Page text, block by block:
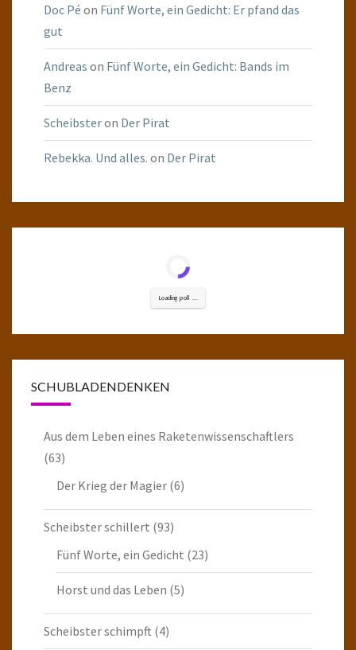
Doc Pé on Fünf Worte, ein Gedicht: Er pfand das
gut
Andreas on Fünf Worte, ein Gedicht: Bands im
Benz
Scheibsteron Der Pirat
Rebekka. Und alles. on Der Pirat
Loading poll ...
SCHUBLADENDENKEN
Aus dem Leben eines Raketenwissenschaftlers
(63)
Der Krieg der Magier (6)
Scheibster schillert (93)
Fünf Worte, ein Gedicht (23)
Horst und das Leben (5)
Scheibster schimpft (4)